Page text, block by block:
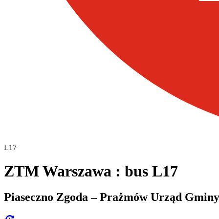
L17
ZTM Warszawa : bus L17
Piaseczno Zgoda – Prażmów Urząd Gminy